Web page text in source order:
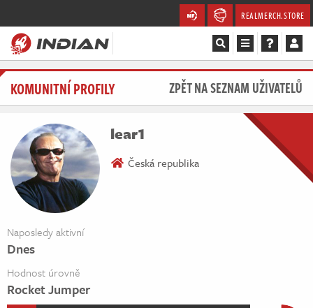
REALMERCH.STORE
Magazín
Videa
Soutěže
Databáze
Komunita
Redakce
KOMUNITNÍ PROFILY ZPĚT NA SEZNAM UŽIVATELŮ
lear1
Česká republika
Naposledy aktivní
Dnes
Hodnost úrovně
Rocket Jumper